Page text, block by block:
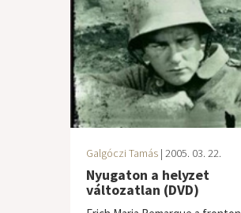
Galgóczi Tamás | 2005. 03. 22.
Nyugaton a helyzet
változatlan (DVD)